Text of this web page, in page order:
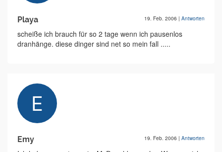
Playa 19. Feb. 2006 | Antworten
scheiße ich brauch für so 2 tage wenn ich pausenlos
dranhänge. diese dinger sind net so mein fall .....
Emy 19. Feb. 2006 | Antworten